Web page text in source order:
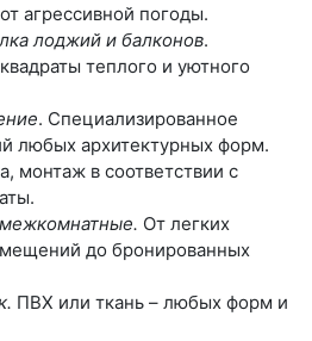
агрессивной погоды.
лоджий и балконов.
теплого и уютного
. Специализированное
любых архитектурных форм.
монтаж в соответствии с
От легких
до бронированных
ПВХ или ткань – любых форм и